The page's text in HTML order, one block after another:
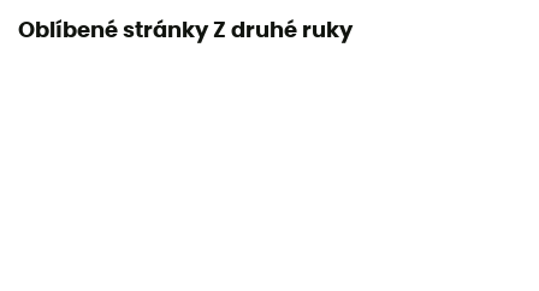
Oblíbené stránky Z druhé ruky